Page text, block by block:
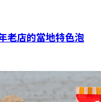
老店的當地特色泡